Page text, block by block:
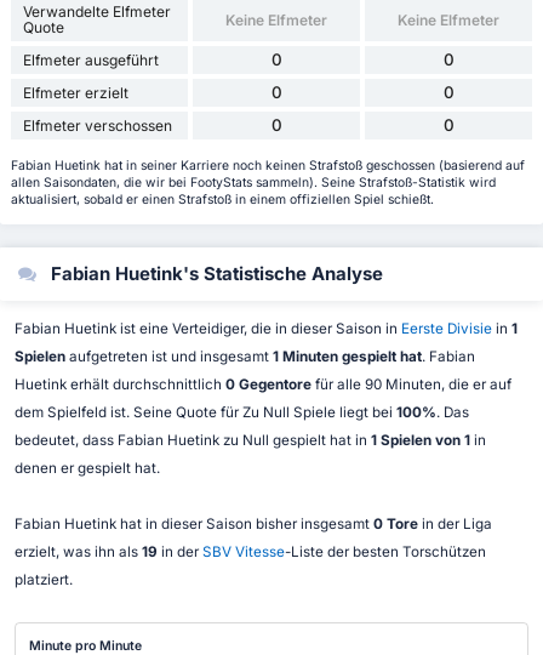
Verwandelte Elfmeter
Quote
Keine Elfmeter Keine Elfmeter
Elfmeter ausgeführt 0 0
Elfmeter erzielt 0 0
Elfmeter verschossen 0 0
Fabian Huetink hat in seiner Karriere noch keinen Strafstoß geschossen (basierend auf
allen Saisondaten, die wir bei FootyStats sammeln). Seine Strafstoß-Statistik wird
aktualisiert, sobald er einen Strafstoß in einem offiziellen Spiel schießt.
Fabian Huetink's Statistische Analyse
Fabian Huetink ist eine Verteidiger, die in dieser Saison in Eerste Divisiein 1
Spielenaufgetreten ist und insgesamt 1 Minuten gespielt hat. Fabian
Huetink erhält durchschnittlich 0 Gegentorefür alle 90 Minuten, die er auf
dem Spielfeld ist. Seine Quote für Zu Null Spiele liegt bei 100%. Das
bedeutet, dass Fabian Huetink zu Null gespielt hat in 1 Spielen von 1in
denen er gespielt hat.
Fabian Huetink hat in dieser Saison bisher insgesamt 0 Torein der Liga
erzielt, was ihn als 19 in der SBV Vitesse-Liste der besten Torschützen
platziert.
Minute pro Minute